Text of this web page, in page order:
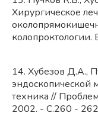
Хирургическое
14. Хубезов Д.А.,
эндоскопической
техника //
2002. - С.260 -